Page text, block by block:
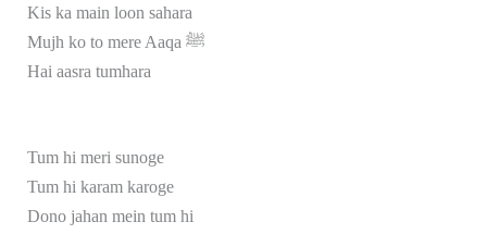
Kis ka main loon sahara
Mujh ko to mere Aaqa ﷺ
Hai aasra tumhara
Tum hi meri sunoge
Tum hi karam karoge
Dono jahan mein tum hi